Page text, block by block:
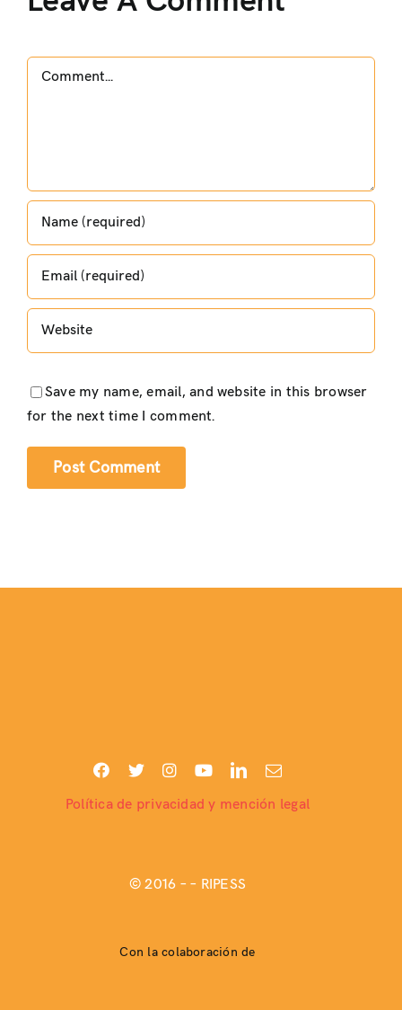
Comment
Save my name, email, and website in this browser
for the next time I comment.
Política de privacidad y mención legal
© 2016 –– RIPESS
Con la colaboración de